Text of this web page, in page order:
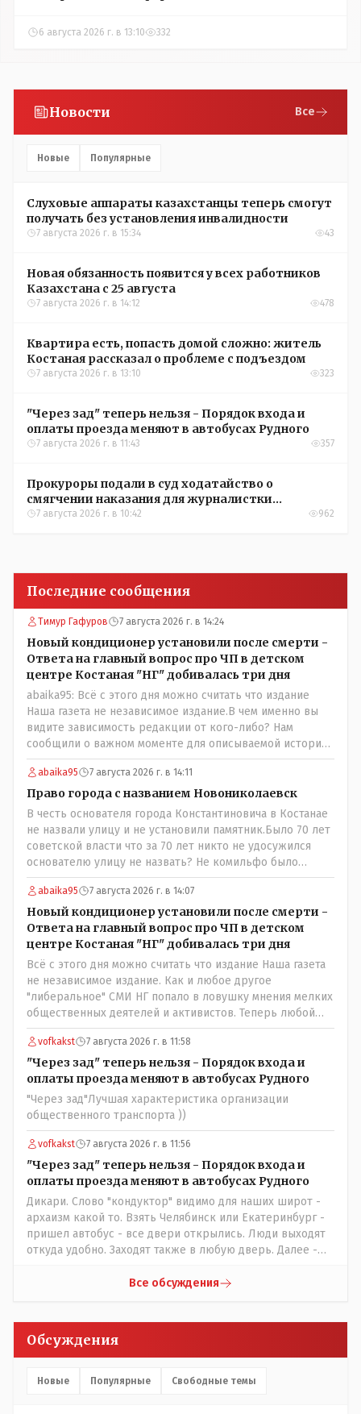
6 августа 2026 г. в 13:10 332
Новости Все
Новые Популярные
Слуховые аппараты казахстанцы теперь смогут
получать без установления инвалидности
7 августа 2026 г. в 15:34 43
Новая обязанность появится у всех работников
Казахстана с 25 августа
7 августа 2026 г. в 14:12 478
Квартира есть, попасть домой сложно: житель
Костаная рассказал о проблеме с подъездом
7 августа 2026 г. в 13:10 323
"Через зад" теперь нельзя - Порядок входа и
оплаты проезда меняют в автобусах Рудного
7 августа 2026 г. в 11:43 357
Прокуроры подали в суд ходатайство о
смягчении наказания для журналистки
Александры Алёховой
7 августа 2026 г. в 10:42 962
Последние сообщения
Тимур Гафуров 7 августа 2026 г. в 14:24
Новый кондиционер установили после смерти -
Ответа на главный вопрос про ЧП в детском
центре Костаная "НГ" добивалась три дня
abaika95: Всё с этого дня можно считать что издание
Наша газета не независимое издание.В чем именно вы
видите зависимость редакции от кого-либо? Нам
сообщили о важном моменте для описываемой истории.
И редакция отреагировала бы дополнительным
исследованием на такие вопрос от любого читателя.
Писать "как надо" редакция не будет. Но мы будем
публиковать полную и объективную информацию. А
потом продолжать тему. если выяснятся новые
обстоятельства.
abaika95 7 августа 2026 г. в 14:11
Право города с названием Новониколаевск
В честь основателя города Константиновича в Костанае
не назвали улицу и не установили памятник.Было 70 лет
советской власти что за 70 лет никто не удосужился
основателю улицу не назвать? Не комильфо было
генерал-губернаторам улицы дарить? При СССР что то
знали о нем такое нехорошее? Ну и сейчас значит не
надо. Обойдёмся как-нибудь vofkakst: Где ономасты,
которые топят за возвращение исторических
названийТак вернули же историческое Кустанай
коренное название городишка
abaika95 7 августа 2026 г. в 14:07
Новый кондиционер установили после смерти -
Ответа на главный вопрос про ЧП в детском
центре Костаная "НГ" добивалась три дня
Всё с этого дня можно считать что издание Наша газета
не независимое издание. Как и любое другое
"либеральное" СМИ НГ попало в ловушку мнения мелких
общественных деятелей и активистов. Теперь любой
активист и НПОшник будет поносить и диктовать
условия газете информационно бомбордируя ее пока та
не начнет писать "как надо" определенному кругу лиц.
Редакторская политика, коллектив журналистов уже
ниче не значат. Прискорбно и иронично
vofkakst 7 августа 2026 г. в 11:58
"Через зад" теперь нельзя - Порядок входа и
оплаты проезда меняют в автобусах Рудного
"Через зад"Лучшая характеристика организации
общественного транспорта ))
vofkakst 7 августа 2026 г. в 11:56
"Через зад" теперь нельзя - Порядок входа и
оплаты проезда меняют в автобусах Рудного
Дикари. Слово "кондуктор" видимо для наших широт -
архаизм какой то. Взять Челябинск или Екатеринбург -
пришел автобус - все двери открылись. Люди выходят
откуда удобно. Заходят также в любую дверь. Далее -
либо кондуктор подойдет с терминалом. Водитель
Кондуктор - помимо удобства - несомненно рабочие
места. Сколько людей можно трудоустроить? Но зачем,
контролировать , и (в редких случаях оплаты наличкой)
Все обсуждения
Обсуждения
Новые Популярные Свободные темы